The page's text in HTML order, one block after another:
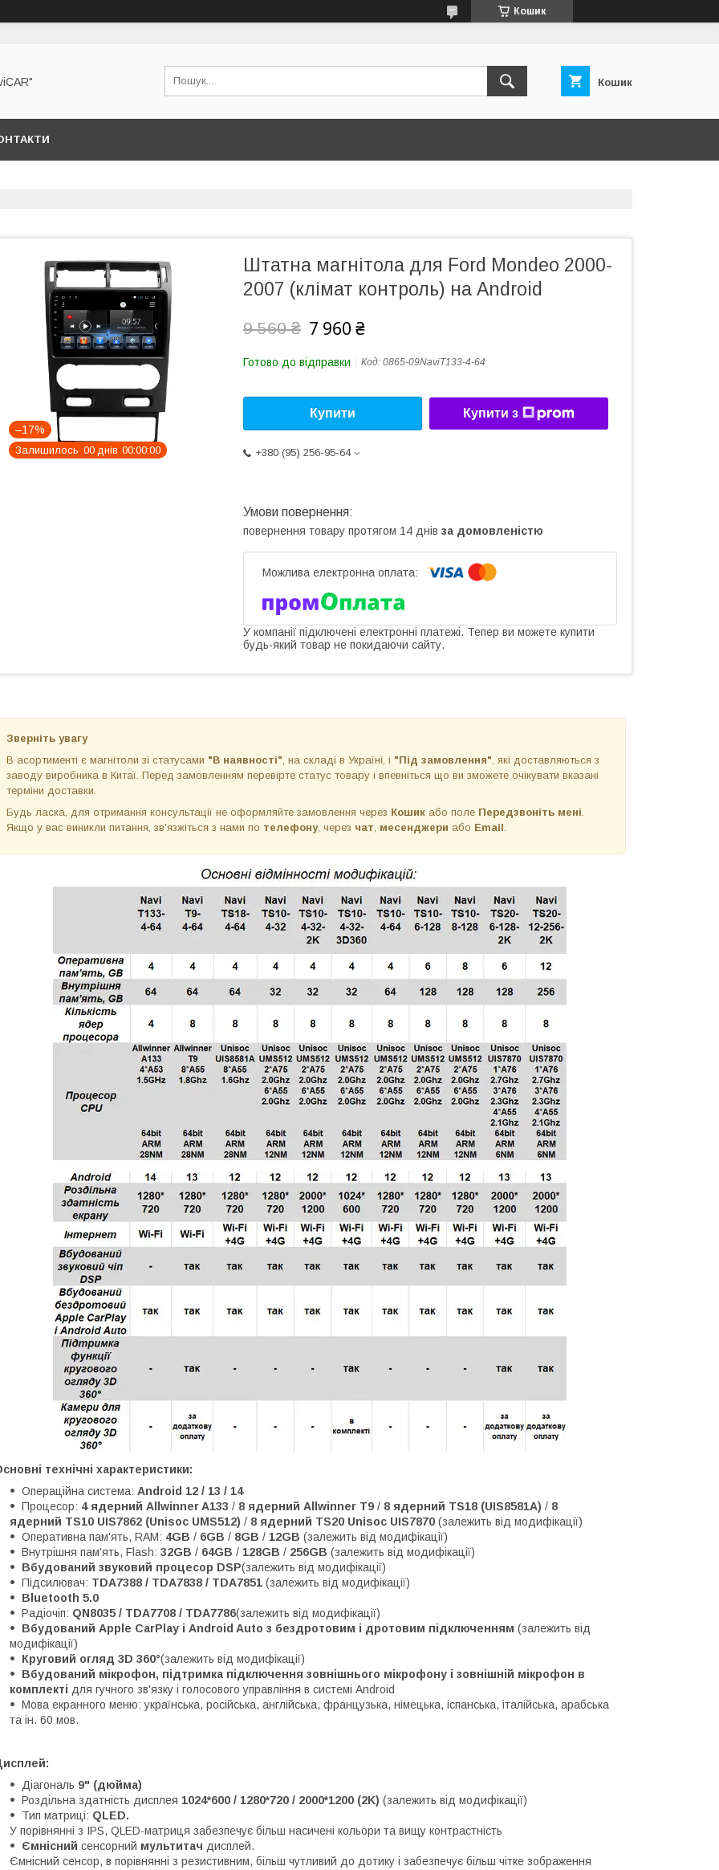
Кошик
Кошик
–17%
Залишилось 00 днів 00 00 00
Штатна магнітола для Ford Mondeo 2000-
2007 (клімат контроль) на Android
9 560 ₴ 7 960 ₴
Готово до відправки Код: 0865-09NaviT133-4-64
Купити Купити з
+380 (95) 256-95-64
повернення товару протягом 14 днів за домовленістю
У компанії підключені електронні платежі. Тепер ви можете купити
будь-який товар не покидаючи сайту.
Зверніть увагу
В асортименті є магнітоли зі статусами "В наявності" , на складі в Україні, і "Під замовлення" , які доставляються з
заводу виробника в Китаї. Перед замовленням перевірте статус товару і впевніться що ви зможете очікувати вказані
терміни доставки.
Будь ласка, для отримання консультації не оформляйте замовлення через Кошик або поле Передзвоніть мені
Якщо у вас виникли питання, зв'язжіться з нами по телефону, через чат месенджери або Email
технічні характеристики:
Операційна система: Android 12 / 13 / 14
Процесор: 4 ядерний Allwinner A133 / 8 ядерний Allwinner T9 / 8 ядерний TS18 (UIS8581A) / 8
ядерний TS10 UIS7862 (Unisoc UMS512) / 8 ядерний TS20 Unisoc UIS7870 (залежить від модифікації)
Оперативна пам'ять, RAM: 4GB / 6GB / 8GB / 12GB (залежить від модифікації)
Внутрішня пам'ять, Flash: 32GB / 64GB / 128GB / 256GB (залежить від модифікації)
Вбудований звуковий процесор DSP(залежить від модифікації)
Підсилювач: TDA7388 / TDA7838 / TDA7851 (залежить від модифікації)
Bluetooth 5.0
Радіочіп: QN8035 / TDA7708 / TDA7786(залежить від модифікації)
Вбудований Apple CarPlay і Android Auto з бездротовим і дротовим підключенням (залежить від
модифікації)
Круговий огляд 3D 360°(залежить від модифікації)
Вбудований мікрофон, підтримка підключення зовнішнього мікрофону і зовнішній мікрофон в
комплекті для гучного зв'язку і голосового управління в системі Android
Мова екранного меню: українська, російська, англійська, французька, німецька, іспанська, італійська, арабська
та ін. 60 мов.
Діагональ 9" (дюйма)
Роздільна здатність дисплея 1024*600 / 1280*720 / 2000*1200 (2K) (залежить від модифікації)
Тип матриці: QLED.
У порівнянні з IPS, QLED-матриця забезпечує більш насичені кольори та вищу контрастність
Ємнісний сенсорний мультитач дисплей.
Ємнісний сенсор, в порівнянні з резистивним, більш чутливий до дотику і забезпечує більш чітке зображення